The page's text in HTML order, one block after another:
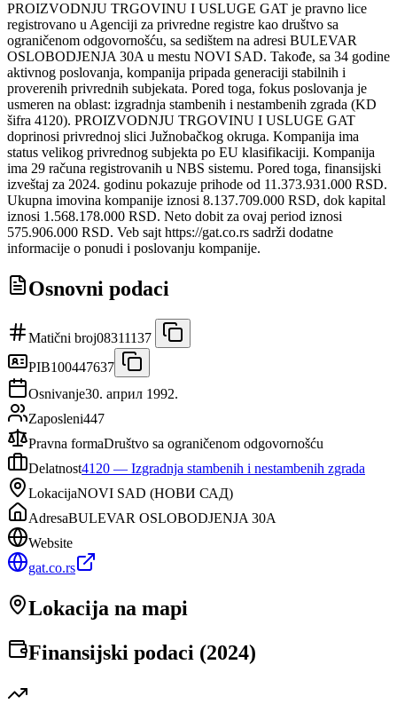
PROIZVODNJU TRGOVINU I USLUGE GAT je pravno lice
registrovano u Agenciji za privredne registre kao društvo sa
ograničenom odgovornošću, sa sedištem na adresi BULEVAR
OSLOBODJENJA 30A u mestu NOVI SAD. Takođe, sa 34 godine
aktivnog poslovanja, kompanija pripada generaciji stabilnih i
proverenih privrednih subjekata. Pored toga, fokus poslovanja je
usmeren na oblast: izgradnja stambenih i nestambenih zgrada (KD
šifra 4120). PROIZVODNJU TRGOVINU I USLUGE GAT
doprinosi privrednoj slici Južnobačkog okruga. Kompanija ima
status velikog privrednog subjekta po EU klasifikaciji. Kompanija
ima 29 računa registrovanih u NBS sistemu. Pored toga, finansijski
izveštaj za 2024. godinu pokazuje prihode od 11.373.931.000 RSD.
Ukupna imovina kompanije iznosi 8.137.709.000 RSD, dok kapital
iznosi 1.568.178.000 RSD. Neto dobit za ovaj period iznosi
575.906.000 RSD. Veb sajt https://gat.co.rs sadrži dodatne
informacije o ponudi i poslovanju kompanije.
Osnovni podaci
Matični broj08311137
PIB100447637
Osnivanje30. април 1992.
Zaposleni447
Pravna formaDruštvo sa ograničenom odgovornošću
Delatnost4120 — Izgradnja stambenih i nestambenih zgrada
LokacijaNOVI SAD (НОВИ САД)
AdresaBULEVAR OSLOBODJENJA 30A
Website
gat.co.rs
Lokacija na mapi
Finansijski podaci (2024)